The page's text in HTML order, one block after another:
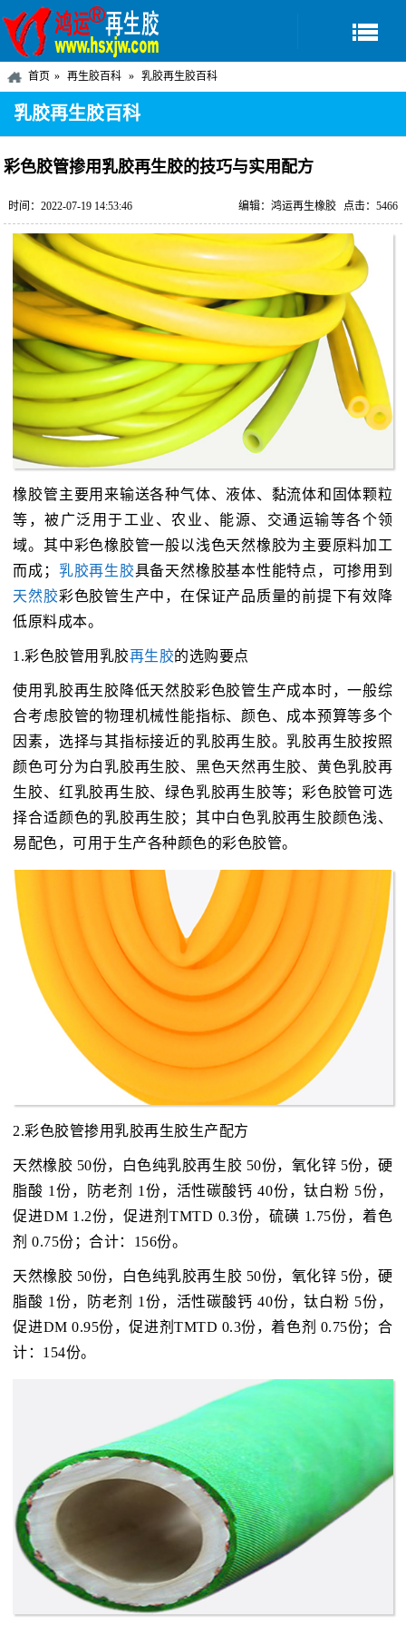
首页 再生胶百科 乳胶再生胶百科
乳胶再生胶百科
彩色胶管掺用乳胶再生胶的技巧与实用配方
时间：2022-07-19 14:53:46 点击：5466
编辑：鸿运再生橡胶
橡胶管主要用来输送各种气体、液体、黏流体和固体颗粒
等，被广泛用于工业、农业、能源、交通运输等各个领
域。其中彩色橡胶管一般以浅色天然橡胶为主要原料加工
而成； 乳胶再生胶具备天然橡胶基本性能特点，可掺用到
天然胶彩色胶管生产中，在保证产品质量的前提下有效降
低原料成本。
1.彩色胶管用乳胶再生胶的选购要点
使用乳胶再生胶降低天然胶彩色胶管生产成本时，一般综
合考虑胶管的物理机械性能指标、颜色、成本预算等多个
因素，选择与其指标接近的乳胶再生胶。乳胶再生胶按照
颜色可分为白乳胶再生胶、黑色天然再生胶、黄色乳胶再
生胶、红乳胶再生胶、绿色乳胶再生胶等；彩色胶管可选
择合适颜色的乳胶再生胶；其中白色乳胶再生胶颜色浅、
易配色，可用于生产各种颜色的彩色胶管。
2.彩色胶管掺用乳胶再生胶生产配方
天然橡胶 50份，白色纯乳胶再生胶 50份，氧化锌 5份，硬
脂酸 1份，防老剂 1份，活性碳酸钙 40份，钛白粉 5份，
促进DM 1.2份，促进剂TMTD 0.3份，硫磺 1.75份，着色
剂 0.75份；合计：156份。
天然橡胶 50份，白色纯乳胶再生胶 50份，氧化锌 5份，硬
脂酸 1份，防老剂 1份，活性碳酸钙 40份，钛白粉 5份，
促进DM 0.95份，促进剂TMTD 0.3份，着色剂 0.75份；合
计：154份。